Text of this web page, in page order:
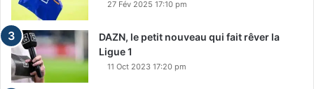
27 Fév 2025 17:10 pm
DAZN, le petit nouveau qui fait rêver la
Ligue 1
11 Oct 2023 17:20 pm